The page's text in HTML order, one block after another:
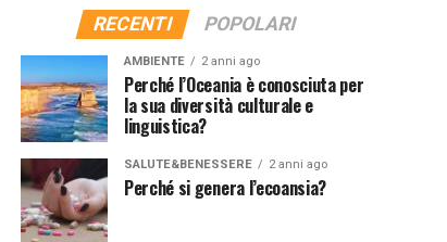
RECENTI POPOLARI
AMBIENTE 2 anni ago
Perché l’Oceania è conosciuta per
la sua diversità culturale e
linguistica?
SALUTE&BENESSERE 2 anni ago
Perché si genera l’ecoansia?